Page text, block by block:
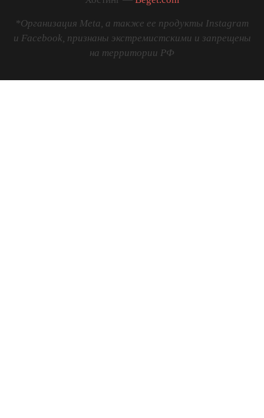
*Организация Meta, а также ее продукты Instagram
и Facebook, признаны экстремистскими и запрещены
на территории РФ